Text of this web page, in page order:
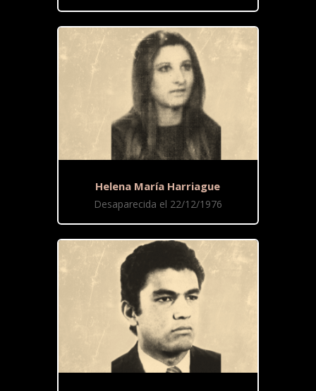
Helena María Harriague
Desaparecida el 22/12/1976